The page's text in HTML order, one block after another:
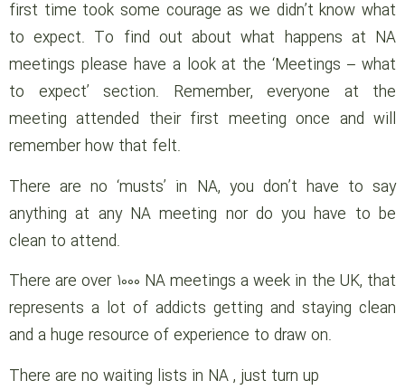
first time took some courage as we didn’t know what
to expect. To find out about what happens at NA
meetings please have a look at the ‘Meetings – what
to expect’ section. Remember, everyone at the
meeting attended their first meeting once and will
remember how that felt.
There are no ‘musts’ in NA, you don’t have to say
anything at any NA meeting nor do you have to be
clean to attend.
There are over 1000 NA meetings a week in the UK, that
represents a lot of addicts getting and staying clean
and a huge resource of experience to draw on.
There are no waiting lists in NA , just turn up